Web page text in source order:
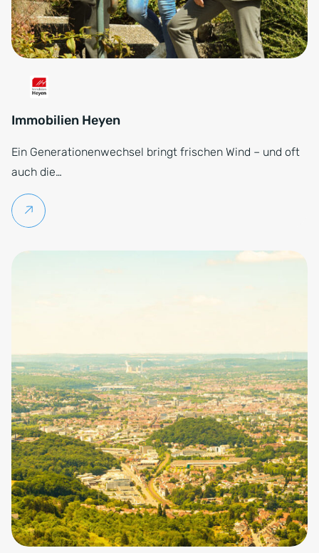
Immobilien Heyen
Ein Generationenwechsel bringt frischen Wind – und oft
auch die…
Weiterlesen